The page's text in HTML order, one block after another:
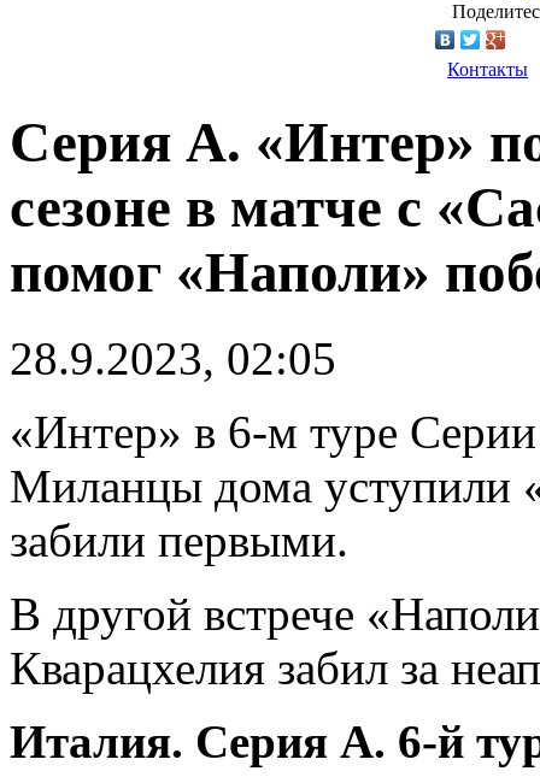
Контакты
Серия А. «Интер»
сезоне в матче с
помог «Наполи»
28.9.2023, 02:05
«Интер» в 6-м туре
Миланцы дома уступили
забили первыми.
В другой встрече
Кварацхелия забил за
Италия. Серия А. 6-й